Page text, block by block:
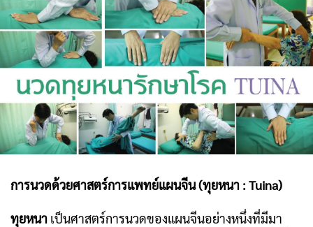
การนวดด้วยศาสตร์การแพทย์แผนจีน (ทุยหนา : Tuina)
ทุยหนา เป็นศาสตร์การนวดของแผนจีนอย่างหนึ่งที่มีมา